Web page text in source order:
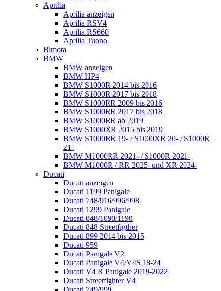
Aprilia
Aprilia anzeigen
Aprilia RSV4
Aprilia RS660
Aprilia Tuono
Bimota
BMW
BMW anzeigen
BMW HP4
BMW S1000R 2014 bis 2016
BMW S1000R 2017 bis 2018
BMW S1000RR 2009 bis 2016
BMW S1000RR 2017 bis 2018
BMW S1000RR ab 2019
BMW S1000XR 2015 bis 2019
BMW S1000RR 19- / S1000XR 20- / S1000R
21-
BMW M1000RR 2021- / S1000R 2021-
BMW M1000R / RR 2025- und XR 2024-
Ducati
Ducati anzeigen
Ducati 1199 Panigale
Ducati 748/916/996/998
Ducati 1299 Panigale
Ducati 848/1098/1198
Ducati 848 Streetfigther
Ducati 899 2014 bis 2015
Ducati 959
Ducati Panigale V2
Ducati Panigale V4/V4S 18-24
Ducati V4 R Panigale 2019-2022
Ducati Streetfighter V4
Ducati 749/999